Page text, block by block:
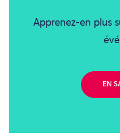
Apprenez-en plus
EN